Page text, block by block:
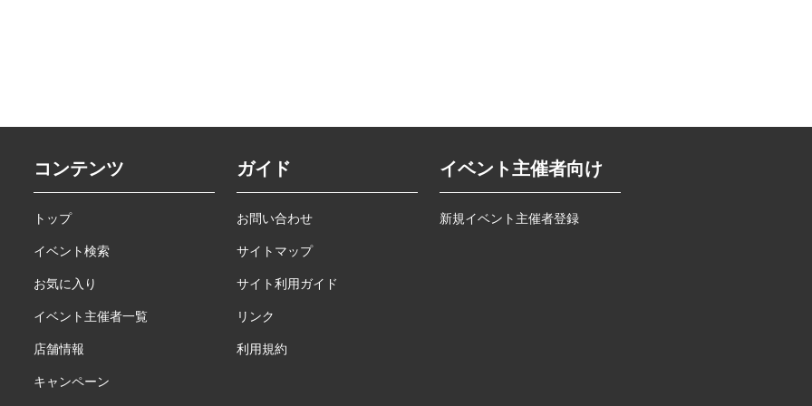
コンテンツ
トップ
イベント検索
お気に入り
イベント主催者一覧
店舗情報
キャンペーン
ガイド
お問い合わせ
サイトマップ
サイト利用ガイド
リンク
利用規約
イベント主催者向け
新規イベント主催者登録